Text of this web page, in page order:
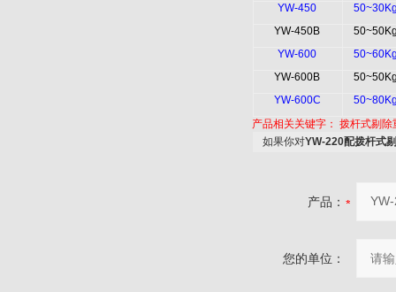
YW-450
YW-450B
YW-600
YW-600B
YW-600C
产品相关关键字：拨杆式剔除
如果你对YW-220配拨杆式
产品：
您的单位：